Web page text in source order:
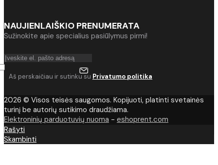
NAUJIENLAIŠKIO PRENUMERATA
Sužinokite apie specialius pasiūlymus pirmi!
Aš perskaičiau ir sutinku su Privatumo politika
2026 © Visos teisės saugomos. Kopijuoti, platinti svetainės
turinį be autorių sutikimo draudžiama.
Elektroninių parduotuvių nuoma - eshoprent.com
Rašyti
Skambinti